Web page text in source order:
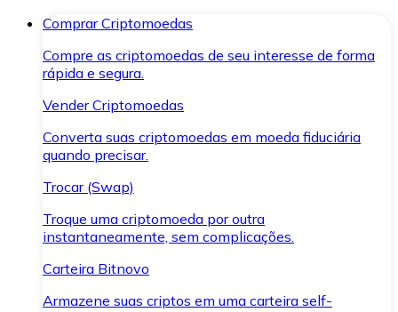
Comprar Criptomoedas
Compre as criptomoedas de seu interesse de forma
rápida e segura.
Vender Criptomoedas
Converta suas criptomoedas em moeda fiduciária
quando precisar.
Trocar (Swap)
Troque uma criptomoeda por outra
instantaneamente, sem complicações.
Carteira Bitnovo
Armazene suas criptos em uma carteira self-